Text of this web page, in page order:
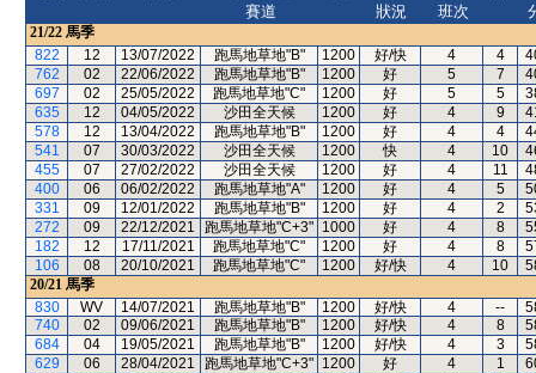
賽道
狀況
班次
21/22 馬季
822
12 13/07/2022 跑馬地草地"B" 1200 好/快 4 4
762
02 22/06/2022 跑馬地草地"B" 1200 好 5 7
697
02 25/05/2022 跑馬地草地"C" 1200 好 5 5
635
12 04/05/2022 沙田全天候 1200 好 4 9
578
12 13/04/2022 跑馬地草地"B" 1200 好 4 4
541
07 30/03/2022 沙田全天候 1200 快 4 10
455
07 27/02/2022 沙田全天候 1200 好 4 11
400
06 06/02/2022 跑馬地草地"A" 1200 好 4 5
331
09 12/01/2022 跑馬地草地"B" 1200 好 4 2
272
09 22/12/2021 跑馬地草地"C+3" 1000 好 4 8
182
12 17/11/2021 跑馬地草地"C" 1200 好 4 8
106
08 20/10/2021 跑馬地草地"C" 1200 好/快 4 10
20/21 馬季
830
WV 14/07/2021 跑馬地草地"B" 1200 好/快 4 --
740
02 09/06/2021 跑馬地草地"B" 1200 好/快 4 8
684
04 19/05/2021 跑馬地草地"B" 1200 好/快 4 3
629
06 28/04/2021 跑馬地草地"C+3" 1200 好 4 1